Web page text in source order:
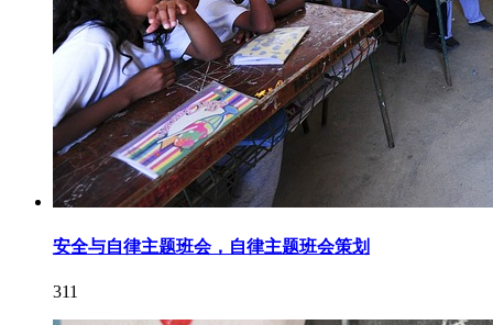
安全与自律主题班会，自律主题班会策划
311